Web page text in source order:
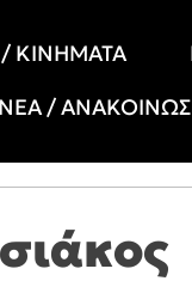
ΚΙΝΗΜΑΤΑ
ΝΕΑ /